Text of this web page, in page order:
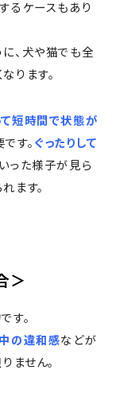
るケースもあり
、犬や猫でも全
ります。
短時間で状態が
す。 ぐったりして
った様子が見ら
ます。
＞
す。
の違和感などが
ません。